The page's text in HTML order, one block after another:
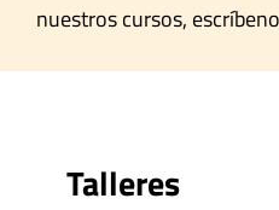
nuestros cursos,
Talleres